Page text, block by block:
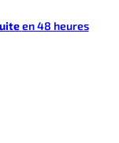
en 48 heures